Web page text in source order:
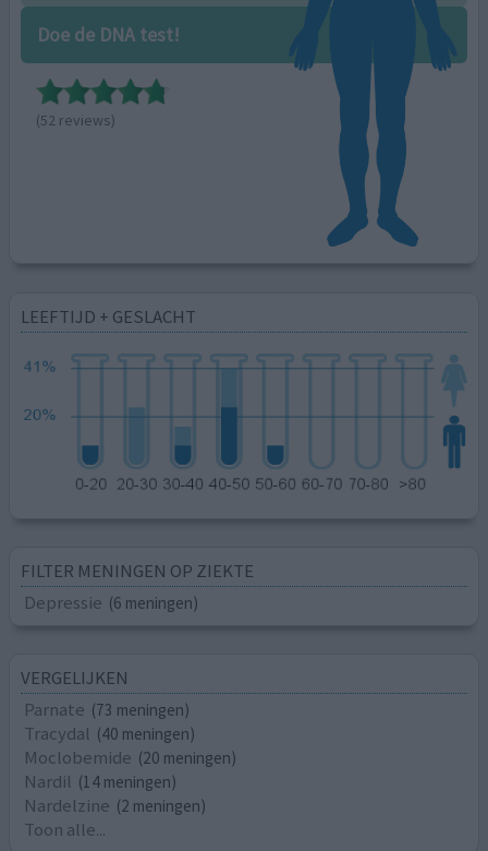
Doe de DNA test!
(52 reviews)
LEEFTIJD + GESLACHT
FILTER MENINGEN OP ZIEKTE
Depressie (6 meningen)
VERGELIJKEN
Parnate (73 meningen)
Tracydal (40 meningen)
Moclobemide (20 meningen)
Nardil (14 meningen)
Nardelzine (2 meningen)
Toon alle...